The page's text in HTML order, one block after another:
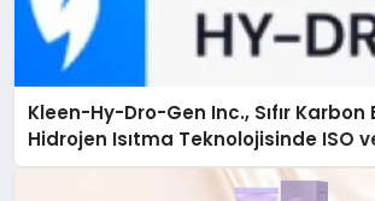
Kleen-Hy-Dro-Gen Inc., Sıfır Karbon
Hidrojen Isıtma Teknolojisinde ISO
Düzenleyici Onaylarını Aldı